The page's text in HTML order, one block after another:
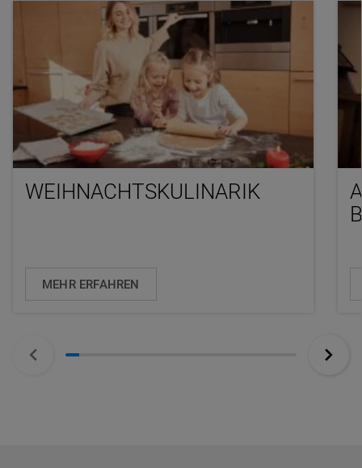
WEIHNACHTSKULINARIK
MEHR ERFAHREN